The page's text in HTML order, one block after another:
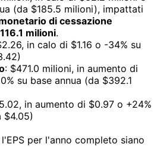
(da $185.5 milioni), impattati
di cessazione
milioni.
in calo di $1.16 o -34% su
: $471.0 milioni, in aumento di
su base annua (da $392.1
in aumento di $0.97 o +24%
$4.05)
per l'anno completo siano